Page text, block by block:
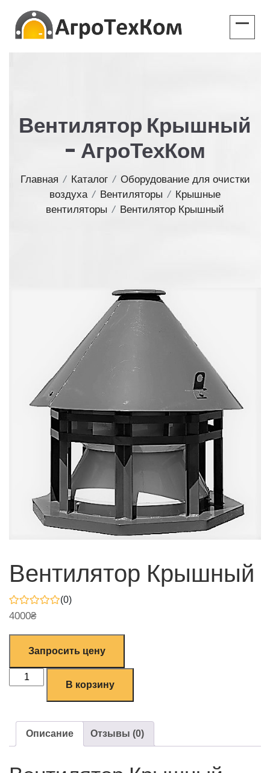
Вентилятор Крышный
- АгроТехКом
Главная / Каталог / Оборудование для очистки
воздуха / Вентиляторы / Крышные
вентиляторы / Вентилятор Крышный
Вентилятор Крышный
(0)
4000₴
Запросить цену
В корзину
Описание Отзывы (0)